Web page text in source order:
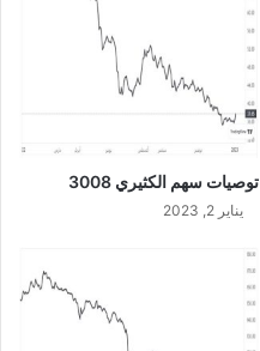
توصيات سهم الكثيري 3008
يناير 2, 2023